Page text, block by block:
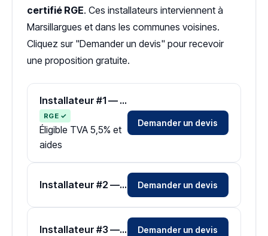
certifié RGE. Ces installateurs interviennent à
Marsillargues et dans les communes voisines.
Cliquez sur "Demander un devis" pour recevoir
une proposition gratuite.
Installateur #1 — Zone Hérault
RGE ✓
Éligible TVA 5,5% et
aides
Demander un devis
Installateur #2 — Zone Hérault Demander un devis
Installateur #3 — Zone Hérault Demander un devis